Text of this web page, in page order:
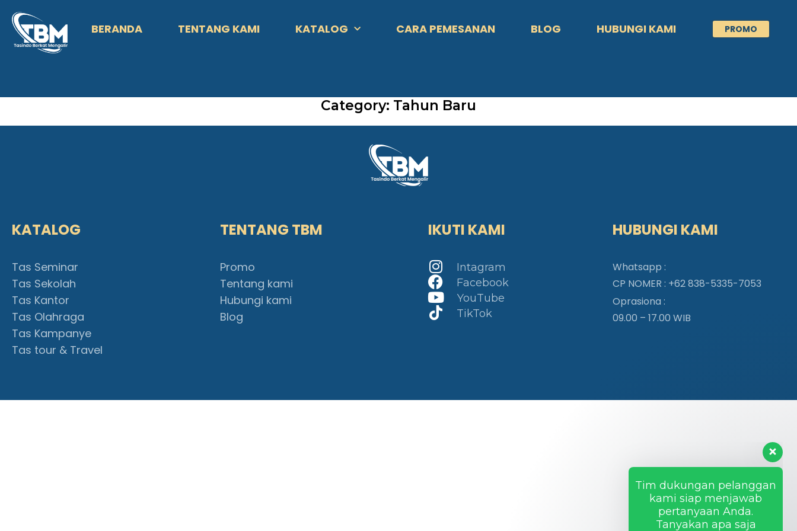
BERANDA TENTANG KAMI KATALOG CARA PEMESANAN BLOG HUBUNGI KAMI PROMO
Category: Tahun Baru
KATALOG
Tas Seminar
Tas Sekolah
Tas Kantor
Tas Olahraga
Tas Kampanye
Tas tour & Travel
TENTANG TBM
Promo
Tentang kami
Hubungi kami
Blog
IKUTI KAMI
Intagram
Facebook
YouTube
TikTok
HUBUNGI KAMI
Whatsapp :
CP NOMER : +62 838-5335-7053
Oprasiona :
09.00 – 17.00 WIB
Hi, ada yang bisa saya
bantu?